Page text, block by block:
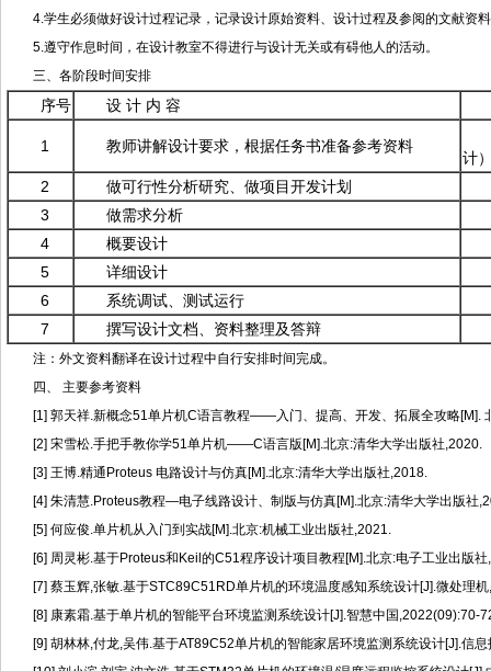
4.学生必须做好设计过程记录，记录设计原始资料、设计过程及参阅的文献资
5.遵守作息时间，在设计教室不得进行与设计无关或有碍他人的活动。
三、各阶段时间安排
序号 设 计 内 容
1 教师讲解设计要求，根据任务书准备参考资料
计
2
做可行性分析研究、做项目开发计划
3
做需求分析
4
概要设计
5
详细设计
6
系统调试、测试运行
7
撰写设计文档、资料整理及答辩
注：外文资料翻译在设计过程中自行安排时间完成。
四、 主要参考资料
[1] 郭天祥.新概念51单片机C语言教程——入门、提高、开发、拓展全攻略[M].
[2] 宋雪松.手把手教你学51单片机——C语言版[M].北京:清华大学出版社,2020.
[3] 王博.精通Proteus 电路设计与仿真[M].北京:清华大学出版社,2018.
[4] 朱清慧.Proteus教程—电子线路设计、制版与仿真[M].北京:清华大学出版社
[5] 何应俊.单片机从入门到实战[M].北京:机械工业出版社,2021.
[6] 周灵彬.基于Proteus和Keil的C51程序设计项目教程[M].北京:电子工业出版社
[7] 蔡玉辉,张敏.基于STC89C51RD单片机的环境温度感知系统设计[J].微处理
[8] 康素霜.基于单片机的智能平台环境监测系统设计[J].智慧中国,2022(09):70-
[9] 胡林林,付龙,吴伟.基于AT89C52单片机的智能家居环境监测系统设计[J].信